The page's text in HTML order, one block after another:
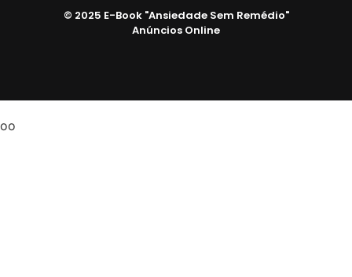
© 2025 E-Book "Ansiedade Sem Remédio"
Anúncios Online
oo